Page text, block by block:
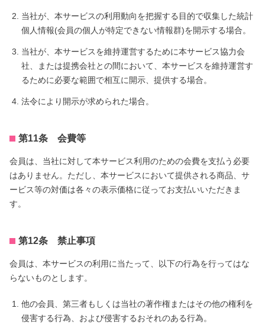
当社が、本サービスの利用動向を把握する目的で収集した統計
個人情報(会員の個人が特定できない情報群)を開示する場合。
当社が、本サービスを維持運営するために本サービス協力会
社、または提携会社との間において、本サービスを維持運営す
るために必要な範囲で相互に開示、提供する場合。
法令により開示が求められた場合。
第11条 会費等
会員は、当社に対して本サービス利用のための会費を支払う必要
はありません。ただし、本サービスにおいて提供される商品、サ
ービス等の対価は各々の表示価格に従ってお支払いいただきま
す。
第12条 禁止事項
会員は、本サービスの利用に当たって、以下の行為を行ってはな
らないものとします。
他の会員、第三者もしくは当社の著作権またはその他の権利を
侵害する行為、および侵害するおそれのある行為。